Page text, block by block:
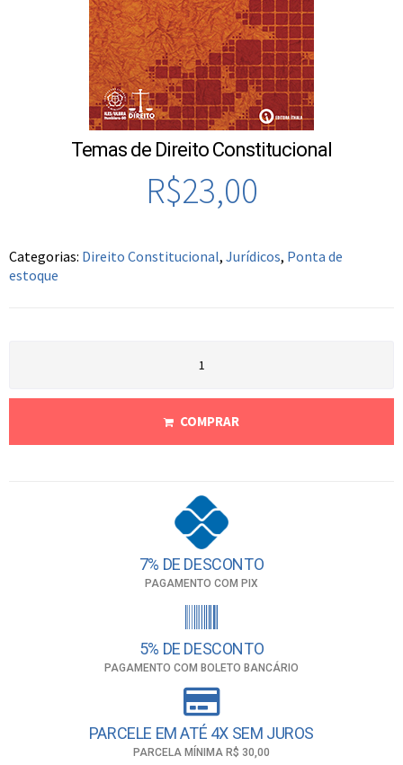
Temas de Direito Constitucional
R$23,00
Categorias: Direito Constitucional, Jurídicos, Ponta de
estoque
COMPRAR
7% DE DESCONTO
PAGAMENTO COM PIX
5% DE DESCONTO
PAGAMENTO COM BOLETO BANCÁRIO
PARCELE EM ATÉ 4X SEM JUROS
PARCELA MÍNIMA R$ 30,00